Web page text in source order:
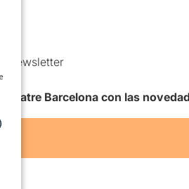
Newsletter
Teatre Barcelona con las